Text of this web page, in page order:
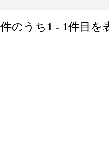
件のうち1 - 1件目を